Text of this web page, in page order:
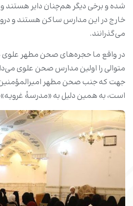
شده و برخی دیگر هم‌چنان دایر هستند
خارج در این مدارس ساکن هستند و
می‌گذرانند.
در واقع ما حجره‌های صحن مطهر
متوالی را اولین مدارس صحن علوی
جهت که جنب صحن مطهر امیرالمؤمنین
است، به همین دلیل به «مدرسۀ